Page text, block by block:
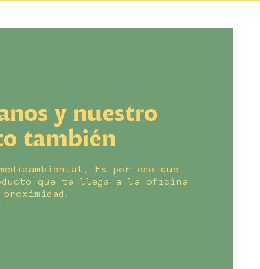
y nuestro
también
Es por eso que
que te llega a la oficina
proximidad.